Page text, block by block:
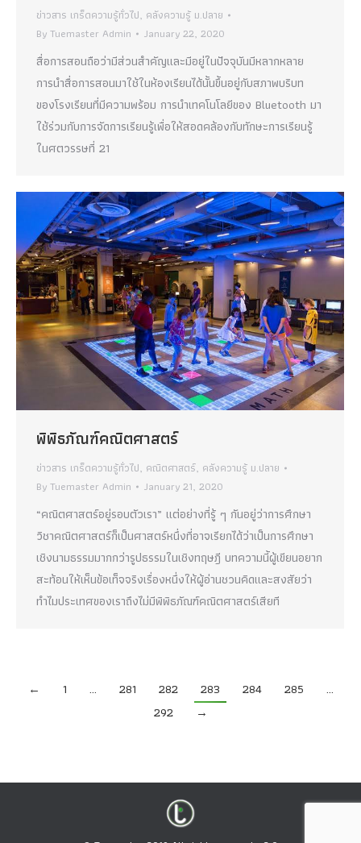
ข่าวสาร เกร็ดความรู้ทั่วไป, คลังความรู้ ม.ปลาย
ByTuemaster Admin January 22, 2020
สื่อการสอนถือว่ามีส่วนสำคัญและมีอยู่ในปัจจุบันมีหลากหลาย
การนำสื่อการสอนมาใช้ในห้องเรียนได้นั้นขึ้นอยู่กับสภาพบริบท
ของโรงเรียนที่มีความพร้อม การนำเทคโนโลยีของ Bluetooth มา
ใช้ร่วมกับการจัดการเรียนรู้เพื่อให้สอดคล้องกับทักษะการเรียนรู้
ในศตวรรษที่ 21
พิพิธภัณฑ์คณิตศาสตร์
ข่าวสาร เกร็ดความรู้ทั่วไป, คณิตศาสตร์, คลังความรู้ ม.ปลาย
ByTuemaster Admin January 21, 2020
“คณิตศาสตร์อยู่รอบตัวเรา” แต่อย่างที่รู้ ๆ กันอยู่ว่าการศึกษา
วิชาคณิตศาสตร์ก็เป็นศาสตร์หนึ่งที่อาจเรียกได้ว่าเป็นการศึกษา
เชิงนามธรรมมากกว่ารูปธรรมในเชิงทฤษฎี บทความนี้ผู้เขียนอยาก
สะท้อนให้เห็นข้อเท็จจริงเรื่องหนึ่งให้ผู้อ่านชวนคิดและสงสัยว่า
ทำไมประเทศของเราถึงไม่มีพิพิธภัณฑ์คณิตศาสตร์เสียที
← 1 … 281 282 283 284 285
…
292
→